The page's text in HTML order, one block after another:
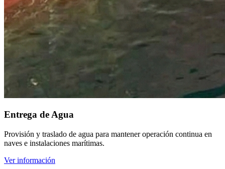
Entrega de Agua
Provisión y traslado de agua para mantener operación continua en
naves e instalaciones marítimas.
Ver información